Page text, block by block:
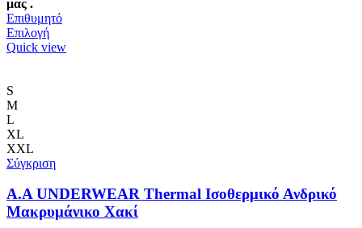
μας .
Επιθυμητό
ΕπιλογήΑυτό
το
να
στη
σελίδα
του
Quick view
S
M
L
XL
XXL
Σύγκριση
Α.A UNDERWEAR Thermal Ισοθερμικό Ανδρικό
Μακρυμάνικο Χακί